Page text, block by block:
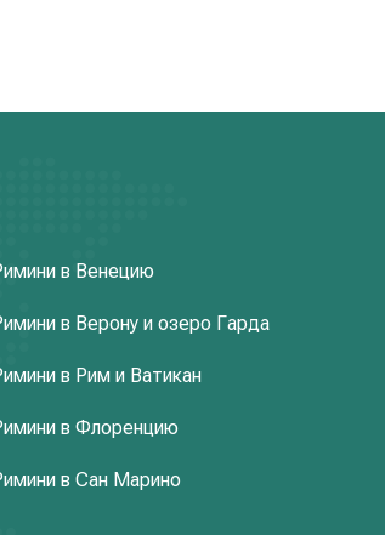
в Венецию
в Верону и озеро Гарда
в Рим и Ватикан
в Флоренцию
в Сан Марино